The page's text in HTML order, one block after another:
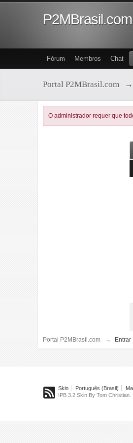
P2MBrasil.com
Fórum Membros Chat
Portal P2MBrasil.com →
O administrador requer que
Portal P2MBrasil.com → Entrar
Skin Português (Brasil)
IPB 3.2 Skin By Tom Christian.